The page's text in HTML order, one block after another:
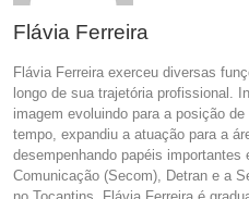
Flávia Ferreira
Flávia Ferreira exerceu diversas
longo de sua trajetória profissional.
imagem evoluindo para a posição
tempo, expandiu a atuação para a
desempenhando papéis
Comunicação (Secom), Detran e a